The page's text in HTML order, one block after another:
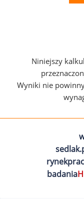
Niniejszy
Wyniki nie
badania